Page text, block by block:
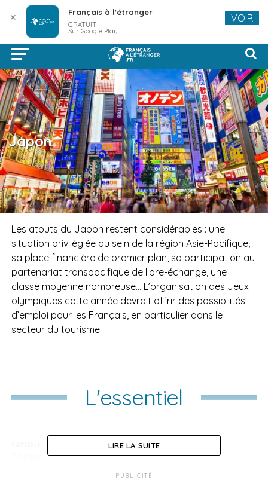
Japon
Les atouts du Japon restent considérables : une
situation privilégiée au sein de la région Asie-Pacifique,
sa place financière de premier plan, sa participation au
partenariat transpacifique de libre-échange, une
classe moyenne nombreuse… L’organisation des Jeux
olympiques cette année devrait offrir des possibilités
d’emploi pour les Français, en particulier dans le
secteur du tourisme.
L'essentiel
LIRE LA SUITE
PUBLICITÉ
✕ Français à l'étranger
GRATUIT
Sur Google Play
VOIR